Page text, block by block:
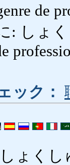
de
: しょく
ック：
ょくし